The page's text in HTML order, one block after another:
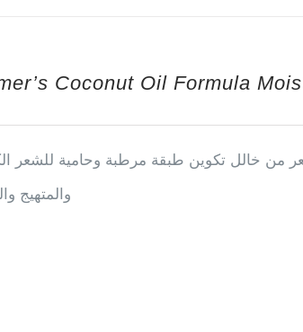
Coconut Oil Formula
من خالل تكوين طبقة مرطبة وحامية للشعر
والمتهيج